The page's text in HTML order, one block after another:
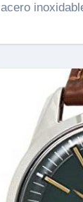
acero